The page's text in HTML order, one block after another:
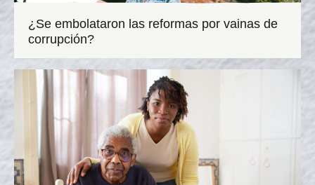
¿Se embolataron las reformas por vainas de
corrupción?